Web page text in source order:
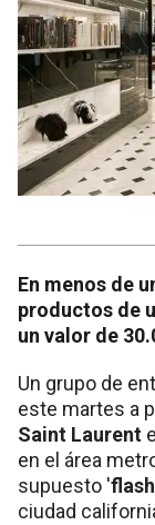
En menos de
productos de
un valor de
Un grupo de
este martes a
Saint Laurent
en el área
supuesto '
ciudad